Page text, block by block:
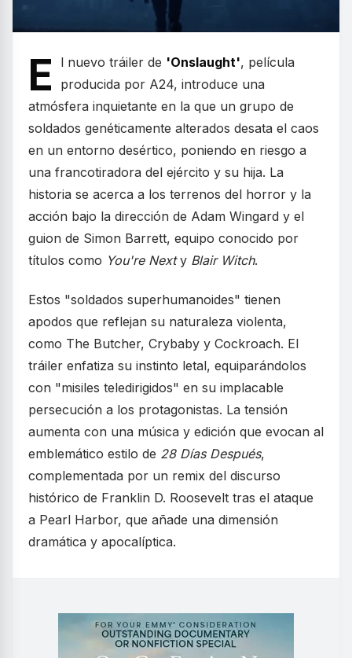
E l nuevo tráiler de 'Onslaught', película
producida por A24, introduce una
atmósfera inquietante en la que un grupo de
soldados genéticamente alterados desata el caos
en un entorno desértico, poniendo en riesgo a
una francotiradora del ejército y su hija. La
historia se acerca a los terrenos del horror y la
acción bajo la dirección de Adam Wingard y el
guion de Simon Barrett, equipo conocido por
títulos como You're Nexty Blair Witch.
Estos "soldados superhumanoides" tienen
apodos que reflejan su naturaleza violenta,
como The Butcher, Crybaby y Cockroach. El
tráiler enfatiza su instinto letal, equiparándolos
con "misiles teledirigidos" en su implacable
persecución a los protagonistas. La tensión
aumenta con una música y edición que evocan al
emblemático estilo de 28 Días Después,
complementada por un remix del discurso
histórico de Franklin D. Roosevelt tras el ataque
a Pearl Harbor, que añade una dimensión
dramática y apocalíptica.